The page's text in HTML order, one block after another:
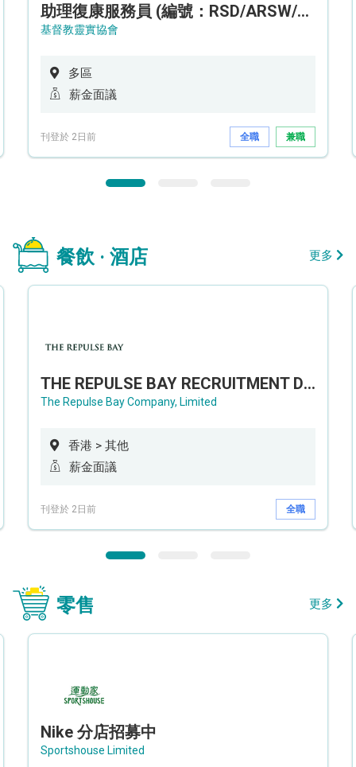
助理復康服務員 (編號：RSD/ARSW/CTE)
基督教靈實協會
多區
薪金面議
刊登於 2日前 全職 兼職
餐飲 · 酒店 更多
THE REPULSE BAY RECRUITMENT DAY 淺水灣影灣園人才招聘會
The Repulse Bay Company, Limited
香港 > 其他
薪金面議
刊登於 2日前 全職
零售 更多
Nike 分店招募中
Sportshouse Limited